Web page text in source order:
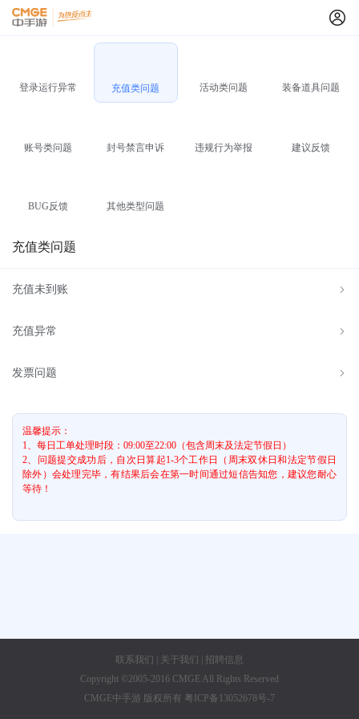
登录运行异常 充值类问题 活动类问题 装备道具问题
账号类问题 封号禁言申诉 违规行为举报 建议反馈
BUG反馈 其他类型问题
充值类问题
充值未到账
充值异常
发票问题
温馨提示：
1、每日工单处理时段：09:00至22:00（包含周末及法定节假日）
2、问题提交成功后，自次日算起1-3个工作日（周末双休日和法定节假日
除外）会处理完毕，有结果后会在第一时间通过短信告知您，建议您耐心
等待！
联系我们 | 关于我们 | 招聘信息
Copyright ©2005-2016 CMGE All Rights Reserved
CMGE中手游 版权所有 粤ICP备13052678号-7